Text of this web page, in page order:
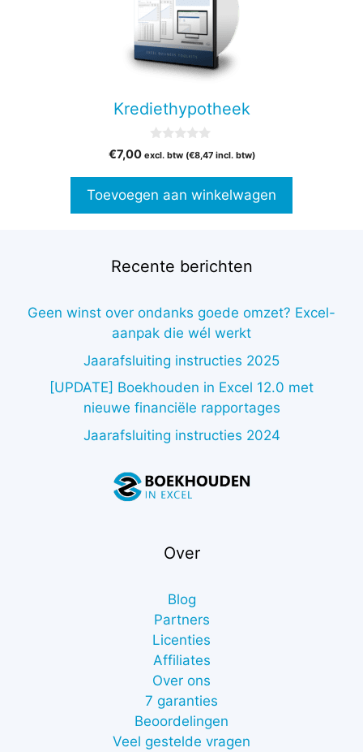
Krediethypotheek
v
5
€7,00 excl. btw (€8,47incl. btw)
Toevoegen aan winkelwagen
Recente berichten
Geen winst over ondanks goede omzet? Excel-
aanpak die wél werkt
Jaarafsluiting instructies 2025
[UPDATE] Boekhouden in Excel 12.0 met
nieuwe financiële rapportages
Jaarafsluiting instructies 2024
Over
Blog
Partners
Licenties
Affiliates
Over ons
7 garanties
Beoordelingen
Veel gestelde vragen